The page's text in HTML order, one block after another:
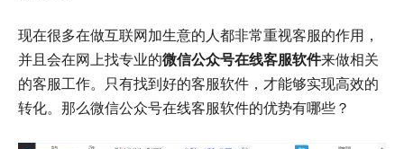
现在很多在做互联网加生意的人都非常重视客服的作用，
并且会在网上找专业的微信公众号在线客服软件来做相关
的客服工作。只有找到好的客服软件，才能够实现高效的
转化。那么微信公众号在线客服软件的优势有哪些？